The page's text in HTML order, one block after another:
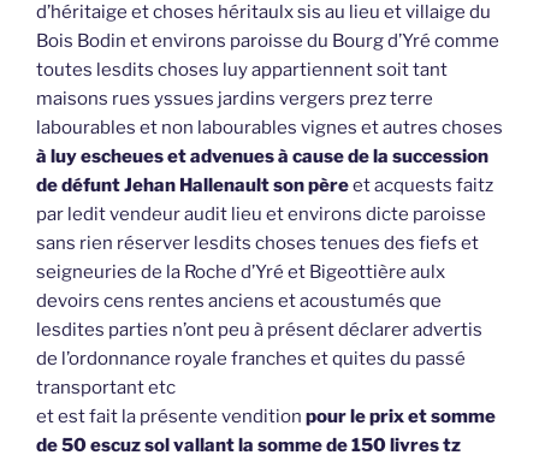
d’héritaige et choses héritaulx sis au lieu et villaige du
Bois Bodin et environs paroisse du Bourg d’Yré comme
toutes lesdits choses luy appartiennent soit tant
maisons rues yssues jardins vergers prez terre
labourables et non labourables vignes et autres choses
à luy escheues et advenues à cause de la succession
de défunt Jehan Hallenault son pèreet acquests faitz
par ledit vendeur audit lieu et environs dicte paroisse
sans rien réserver lesdits choses tenues des fiefs et
seigneuries de la Roche d’Yré et Bigeottière aulx
devoirs cens rentes anciens et acoustumés que
lesdites parties n’ont peu à présent déclarer advertis
de l’ordonnance royale franches et quites du passé
transportant etc
et est fait la présente vendition pour le prix et somme
de 50 escuz sol vallant la somme de 150 livres tz